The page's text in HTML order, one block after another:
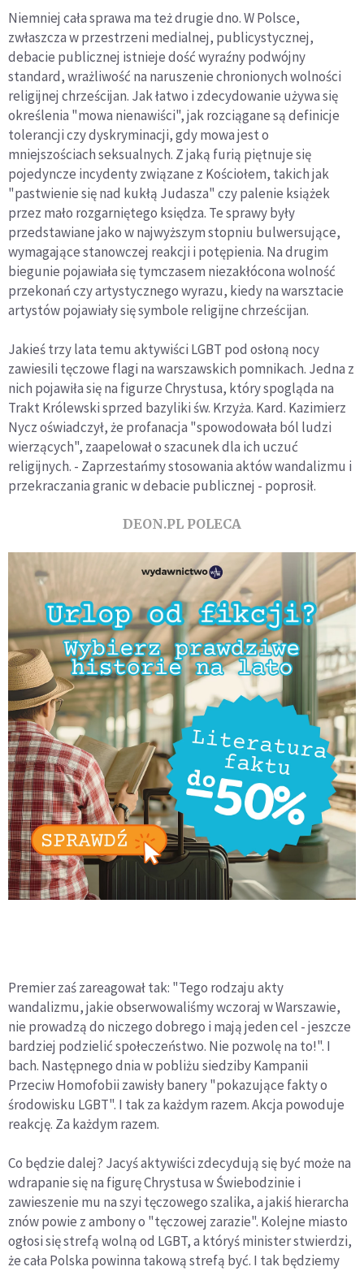
Niemniej cała sprawa ma też drugie dno. W Polsce,
zwłaszcza w przestrzeni medialnej, publicystycznej,
debacie publicznej istnieje dość wyraźny podwójny
standard, wrażliwość na naruszenie chronionych wolności
religijnej chrześcijan. Jak łatwo i zdecydowanie używa się
określenia "mowa nienawiści", jak rozciągane są definicje
tolerancji czy dyskryminacji, gdy mowa jest o
mniejszościach seksualnych. Z jaką furią piętnuje się
pojedyncze incydenty związane z Kościołem, takich jak
"pastwienie się nad kukłą Judasza" czy palenie książek
przez mało rozgarniętego księdza. Te sprawy były
przedstawiane jako w najwyższym stopniu bulwersujące,
wymagające stanowczej reakcji i potępienia. Na drugim
biegunie pojawiała się tymczasem niezakłócona wolność
przekonań czy artystycznego wyrazu, kiedy na warsztacie
artystów pojawiały się symbole religijne chrześcijan.
Jakieś trzy lata temu aktywiści LGBT pod osłoną nocy
zawiesili tęczowe flagi na warszawskich pomnikach. Jedna z
nich pojawiła się na figurze Chrystusa, który spogląda na
Trakt Królewski sprzed bazyliki św. Krzyża. Kard. Kazimierz
Nycz oświadczył, że profanacja "spowodowała ból ludzi
wierzących", zaapelował o szacunek dla ich uczuć
religijnych. - Zaprzestańmy stosowania aktów wandalizmu i
przekraczania granic w debacie publicznej - poprosił.
DEON.PL POLECA
Premier zaś zareagował tak: "Tego rodzaju akty
wandalizmu, jakie obserwowaliśmy wczoraj w Warszawie,
nie prowadzą do niczego dobrego i mają jeden cel - jeszcze
bardziej podzielić społeczeństwo. Nie pozwolę na to!". I
bach. Następnego dnia w pobliżu siedziby Kampanii
Przeciw Homofobii zawisły banery "pokazujące fakty o
środowisku LGBT". I tak za każdym razem. Akcja powoduje
reakcję. Za każdym razem.
Co będzie dalej? Jacyś aktywiści zdecydują się być może na
wdrapanie się na figurę Chrystusa w Świebodzinie i
zawieszenie mu na szyi tęczowego szalika, a jakiś hierarcha
znów powie z ambony o "tęczowej zarazie". Kolejne miasto
ogłosi się strefą wolną od LGBT, a któryś minister stwierdzi,
że cała Polska powinna takową strefą być. I tak będziemy